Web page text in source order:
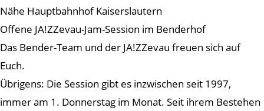
Nähe Hauptbahnhof Kaiserslautern
Offene JA!ZZevau-Jam-Session im Benderhof
Das Bender-Team und der JA!ZZevau freuen sich auf
Euch.
Übrigens: Die Session gibt es inzwischen seit 1997,
immer am 1. Donnerstag im Monat. Seit ihrem Bestehen